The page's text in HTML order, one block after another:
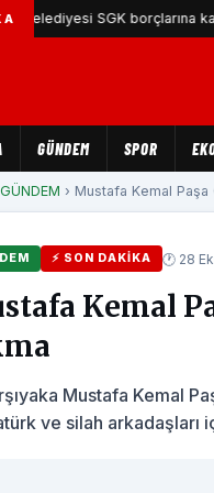
SGK borçlarına karşılık
GÜNDEM SPOR
GÜNDEM › Mustafa Kemal Paşa
⚡ SON DAKIKA 🕐 28
Kemal
Mustafa Kemal
ve silah arkadaşları